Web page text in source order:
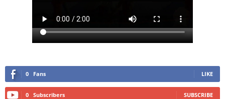
0 Fans LIKE
0 Subscribers SUBSCRIBE